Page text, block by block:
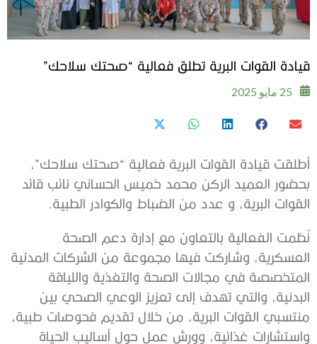
قيادة القوات البرية تطلق فعالية “صحتك سلاحك”
25 مايو 2025
أطلقت قيادة القوات البرية فعالية “صحتك سلاحك”،
بحضور العميد الركن محمد خميس الحساني نائب قائد
القوات البرية، و عدد من الضباط والكوادر الطبية.
نُظمت الفعالية بالتعاون مع إدارة دعم الصحة
العسكرية، وشاركت فيها مجموعة من الشركات المدنية
المتخصصة في مجالات الصحة والتغذية واللياقة
البدنية، والتي تهدف إلى تعزيز الوعي الصحي بين
منتسبي القوات البرية، من خلال تقديم فحوصات طبية،
واستشارات غذائية، وورش عمل حول أساليب الحياة